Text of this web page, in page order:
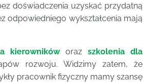
doświadczenia uzyskać przydatną
odpowiedniego wykształcenia mają
kierownikóworazszkolenia dla
rozwoju. Widzimy zatem, że
pracownik fizyczny mamy szansę